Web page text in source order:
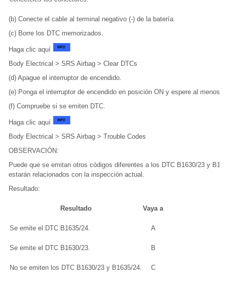
(b) Conecte el cable al terminal negativo (-) de la batería.
(c) Borre los DTC memorizados.
Haga clic aquí
Body Electrical > SRS Airbag > Clear DTCs
(d) Apague el interruptor de encendido.
(e) Ponga el interruptor de encendido en posición ON y espere al menos
(f) Compruebe si se emiten DTC.
Haga clic aquí
Body Electrical > SRS Airbag > Trouble Codes
OBSERVACIÓN:
Puede que se emitan otros códigos diferentes a los DTC B1630/23 y
estarán relacionados con la inspección actual.
Resultado:
Resultado Vaya a
Se emite el DTC B1635/24. A
Se emite el DTC B1630/23. B
No se emiten los DTC B1630/23 y B1635/24. C